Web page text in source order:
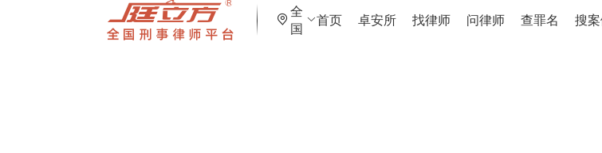
全
国
首页 卓安所 找律师 问律师 查罪名 搜